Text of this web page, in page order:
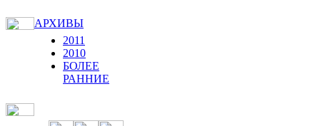
АРХИВЫ
2011
2010
БОЛЕЕ
РАННИЕ